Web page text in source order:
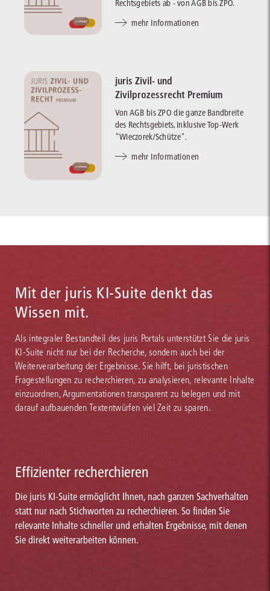
Rechtsgebiets ab - von AGB bis ZPO.
mehr Informationen
juris Zivil- und
Zivilprozessrecht Premium
Von AGB bis ZPO die ganze Bandbreite
des Rechtsgebiets, inklusive Top-Werk
"Wieczorek/Schütze".
mehr Informationen
Mit der juris KI-Suite denkt das
Wissen mit.
Als integraler Bestandteil des juris Portals unterstützt Sie die juris
KI-Suite nicht nur bei der Recherche, sondern auch bei der
Weiterverarbeitung der Ergebnisse. Sie hilft, bei juristischen
Fragestellungen zu recherchieren, zu analysieren, relevante Inhalte
einzuordnen, Argumentationen transparent zu belegen und mit
darauf aufbauenden Textentwürfen viel Zeit zu sparen.
Effizienter recherchieren
Die juris KI-Suite ermöglicht Ihnen, nach ganzen Sachverhalten
statt nur nach Stichworten zu recherchieren. So finden Sie
relevante Inhalte schneller und erhalten Ergebnisse, mit denen
Sie direkt weiterarbeiten können.